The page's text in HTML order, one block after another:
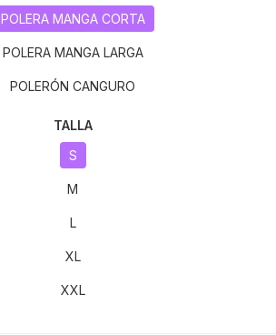
POLERA MANGA CORTA
POLERA MANGA LARGA
POLERÓN CANGURO
TALLA
S
M
L
XL
XXL